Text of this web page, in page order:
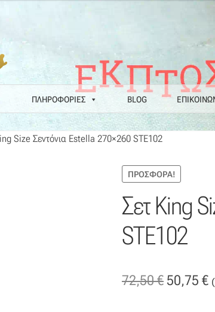
ΠΛΗΡΟΦΟΡΙΕΣ BLOG
ΕπιστροφέςΗ εταιρεία μαςΘάλασσα
Size Σεντόνια Estella 270×260 STE102
ΠΡΟΣΦΟΡΆ!
Σετ King
STE102
72,50€ Original
50,75 €